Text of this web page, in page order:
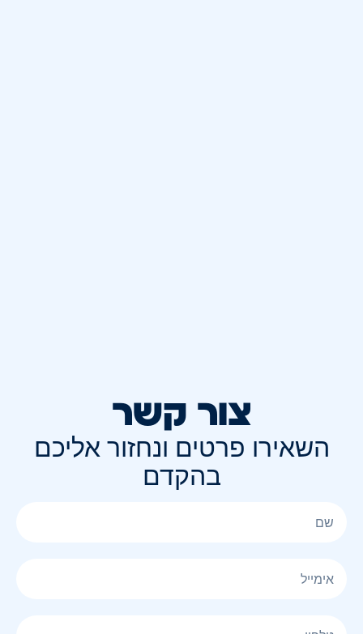
צור קשר
השאירו פרטים ונחזור אליכם
בהקדם